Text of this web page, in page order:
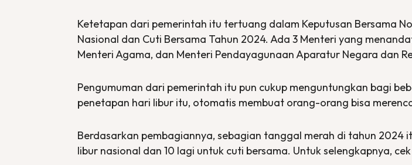
Ketetapan dari pemerintah itu tertuang dalam Keputusan Bersama
Nasional dan Cuti Bersama Tahun 2024. Ada 3 Menteri yang
Menteri Agama, dan Menteri Pendayagunaan Aparatur Negara dan
Pengumuman dari pemerintah itu pun cukup menguntungkan bagi
penetapan hari libur itu, otomatis membuat orang-orang bisa
Berdasarkan pembagiannya, sebagian tanggal merah di tahun 2024
libur nasional dan 10 lagi untuk cuti bersama. Untuk selengkapnya,